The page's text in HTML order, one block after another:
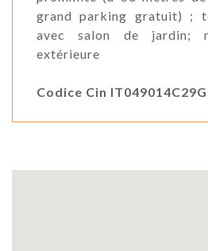
grand parking gratuit) ;
avec salon de jardin;
extérieure
Codice Cin